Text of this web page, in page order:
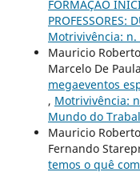
FORMAÇÃO
PROFESSORES:
Motrivivência:
Mauricio
Marcelo De
megaeventos
, Motrivivência:
Mundo do
Mauricio
Fernando
temos o quê